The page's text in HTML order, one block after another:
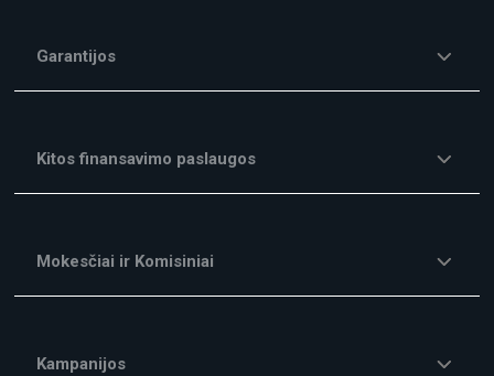
Garantijos
Kitos finansavimo paslaugos
Mokesčiai ir Komisiniai
Kampanijos